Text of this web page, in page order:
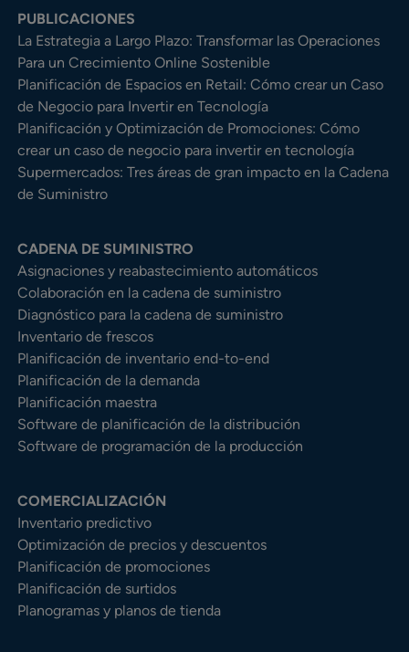
PUBLICACIONES
La Estrategia a Largo Plazo: Transformar las Operaciones
Para un Crecimiento Online Sostenible
Planificación de Espacios en Retail: Cómo crear un Caso
de Negocio para Invertir en Tecnología
Planificación y Optimización de Promociones: Cómo
crear un caso de negocio para invertir en tecnología
Supermercados: Tres áreas de gran impacto en la Cadena
de Suministro
CADENA DE SUMINISTRO
Asignaciones y reabastecimiento automáticos
Colaboración en la cadena de suministro
Diagnóstico para la cadena de suministro
Inventario de frescos
Planificación de inventario end-to-end
Planificación de la demanda
Planificación maestra
Software de planificación de la distribución
Software de programación de la producción
COMERCIALIZACIÓN
Inventario predictivo
Optimización de precios y descuentos
Planificación de promociones
Planificación de surtidos
Planogramas y planos de tienda